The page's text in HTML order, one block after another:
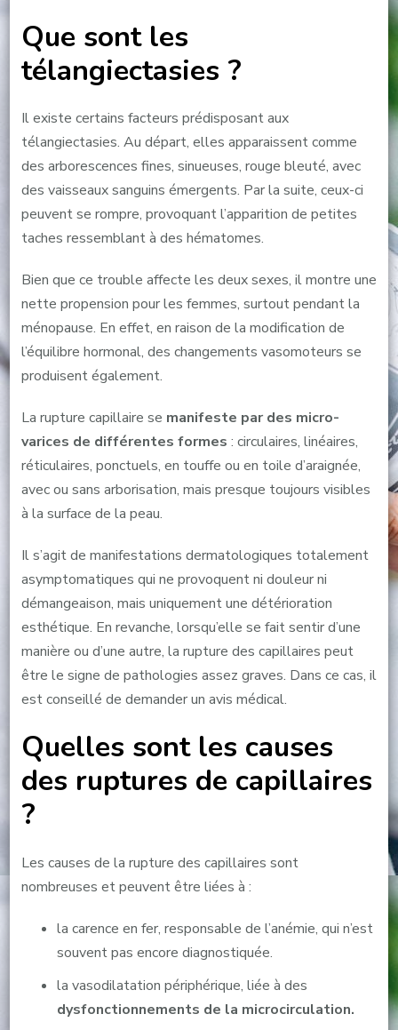
Que sont les
télangiectasies ?
Il existe certains facteurs prédisposant aux
télangiectasies. Au départ, elles apparaissent comme
des arborescences fines, sinueuses, rouge bleuté, avec
des vaisseaux sanguins émergents. Par la suite, ceux-ci
peuvent se rompre, provoquant l’apparition de petites
taches ressemblant à des hématomes.
Bien que ce trouble affecte les deux sexes, il montre une
nette propension pour les femmes, surtout pendant la
ménopause. En effet, en raison de la modification de
l’équilibre hormonal, des changements vasomoteurs se
produisent également.
La rupture capillaire se manifeste par des micro-
varices de différentes formes : circulaires, linéaires,
réticulaires, ponctuels, en touffe ou en toile d’araignée,
avec ou sans arborisation, mais presque toujours visibles
à la surface de la peau.
Il s’agit de manifestations dermatologiques totalement
asymptomatiques qui ne provoquent ni douleur ni
démangeaison, mais uniquement une détérioration
esthétique. En revanche, lorsqu’elle se fait sentir d’une
manière ou d’une autre, la rupture des capillaires peut
être le signe de pathologies assez graves. Dans ce cas, il
est conseillé de demander un avis médical.
Quelles sont les causes
des ruptures de capillaires
?
Les causes de la rupture des capillaires sont
nombreuses et peuvent être liées à :
la carence en fer, responsable de l’anémie, qui n’est
souvent pas encore diagnostiquée.
la vasodilatation périphérique, liée à des
dysfonctionnements de la microcirculation.